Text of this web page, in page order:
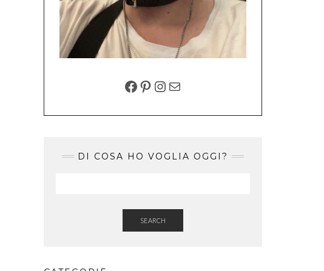
FACEBOOK
PINTEREST
INSTAGRAM
EMAIL
DI COSA HO VOGLIA OGGI?
SEARCH